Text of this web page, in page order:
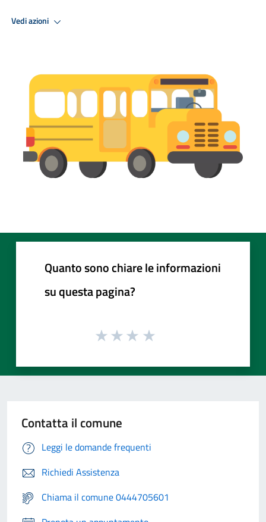
Vedi azioni
Quanto sono chiare le informazioni
su questa pagina?
Contatta il comune
Leggi le domande frequenti
Richiedi Assistenza
Chiama il comune 0444705601